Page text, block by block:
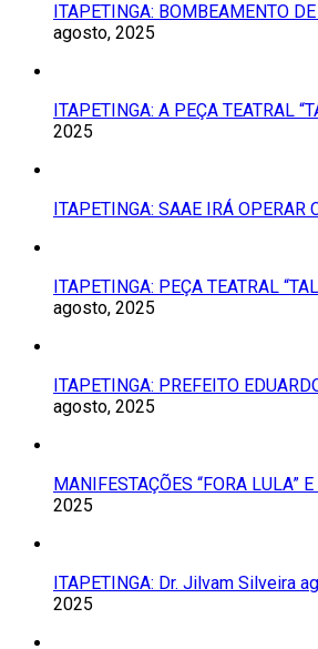
ITAPETINGA: BOMBEAMENTO
agosto, 2025
ITAPETINGA: A PEÇA TEATRAL
2025
ITAPETINGA: SAAE IRÁ OPERAR
ITAPETINGA: PEÇA TEATRAL
agosto, 2025
ITAPETINGA: PREFEITO
agosto, 2025
MANIFESTAÇÕES “FORA LULA” E
2025
ITAPETINGA: Dr. Jilvam Silveira
2025